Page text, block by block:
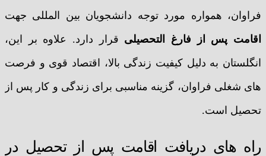
فراوان، همواره مورد توجه دانشجویان بین المللی جهت
اقامت پس از فارغ التحصیلی قرار دارد. علاوه بر این،
انگلستان به دلیل کیفیت زندگی بالا، اقتصاد قوی و فرصت
های شغلی فراوان، گزینه مناسبی برای زندگی و کار پس از
تحصیل است.
راه های دریافت اقامت پس از تحصیل در